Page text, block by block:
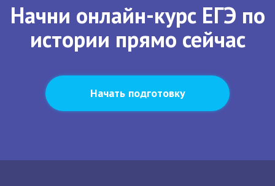
Начни онлайн-курс ЕГЭ по
истории прямо сейчас
Начать подготовку